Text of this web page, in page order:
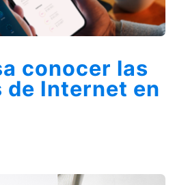
conocer las
de Internet en